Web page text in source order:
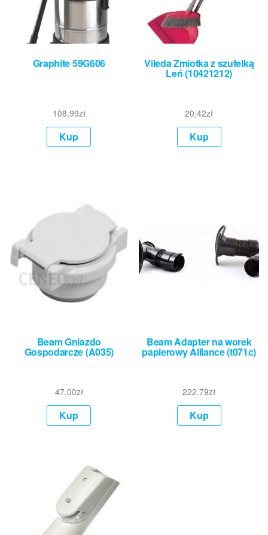
Graphite 59G606
108,99zł
Kup
Vileda Zmiotka z szufelką
Leń (10421212)
20,42zł
Kup
Beam Gniazdo
Gospodarcze (A035)
47,00zł
Kup
Beam Adapter na worek
papierowy Alliance (t071c)
222,79zł
Kup